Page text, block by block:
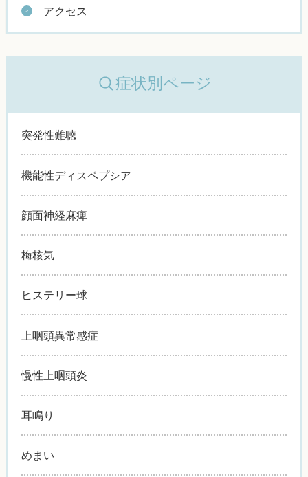
アクセス
症状別ページ
突発性難聴
機能性ディスペプシア
顔面神経麻痺
梅核気
ヒステリー球
上咽頭異常感症
慢性上咽頭炎
耳鳴り
めまい